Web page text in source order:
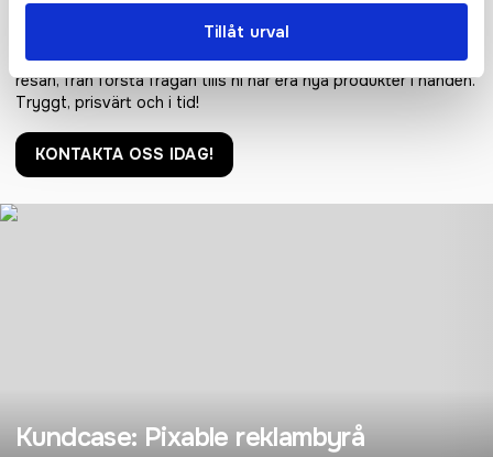
Tillåt urval
Vi hjälper er!
Få personlig hjälp av oss när ni beställer, vi finns här hela
resan, från första frågan tills ni har era nya produkter i handen.
Tryggt, prisvärt och i tid!
KONTAKTA OSS IDAG!
Kundcase: Pixable reklambyrå